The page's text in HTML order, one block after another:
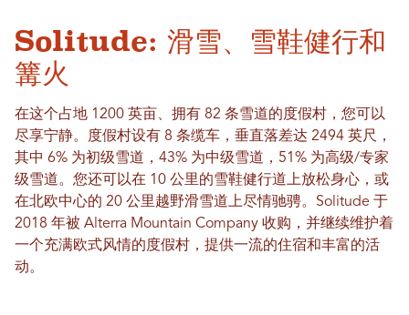
Solitude: 滑雪、雪鞋健行和
篝火
在这个占地 1200 英亩、拥有 82 条雪道的度假村，您可以
尽享宁静。度假村设有 8 条缆车，垂直落差达 2494 英尺，
其中 6% 为初级雪道，43% 为中级雪道，51% 为高级/专家
级雪道。您还可以在 10 公里的雪鞋健行道上放松身心，或
在北欧中心的 20 公里越野滑雪道上尽情驰骋。Solitude 于
2018 年被 Alterra Mountain Company 收购，并继续维护着
一个充满欧式风情的度假村，提供一流的住宿和丰富的活
动。